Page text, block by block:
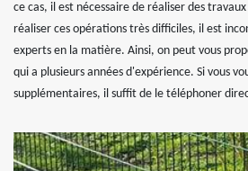
ce cas, il est nécessaire de réaliser des
réaliser ces opérations très difficiles, il est
experts en la matière. Ainsi, on peut vous
qui a plusieurs années d'expérience. Si vous
supplémentaires, il suffit de le téléphoner